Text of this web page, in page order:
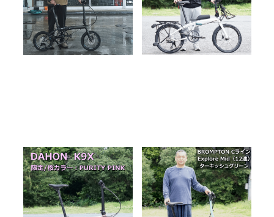
BLOG 納車 BLOG 納車
桜カラーの「DAHON K9X」
タイヤをビリーボンカーズ
（16ｘ2.00）で納車しました
2025.05.10
BLOG 納車
ブロンプトン Cライン エ
クスプローラー（12速） 納
車しました！
2025.04.22
BLOG 納車